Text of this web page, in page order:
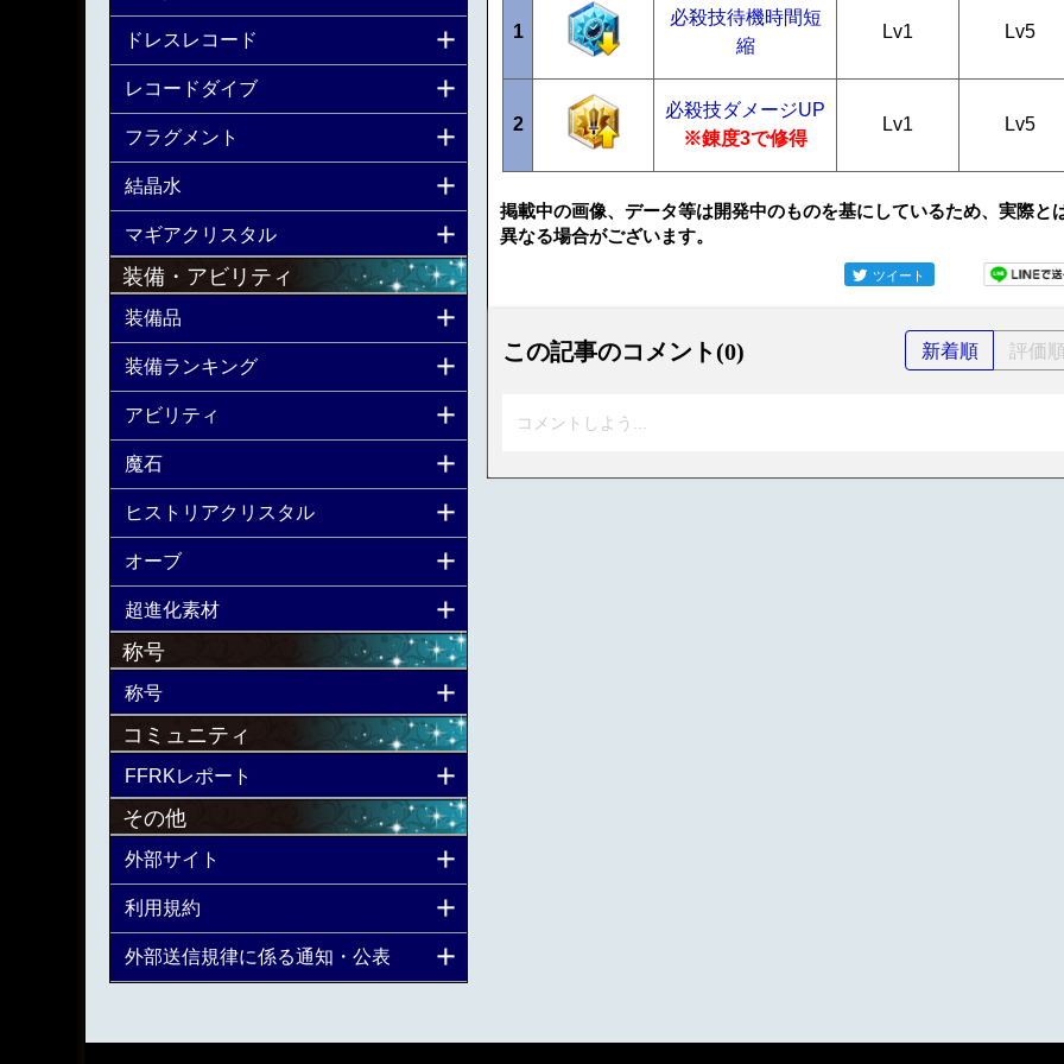
1
必殺技待機時間短
縮
Lv1 Lv5
2
必殺技ダメージUP
※錬度3で修得
Lv1 Lv5
掲載中の画像、データ等は開発中のものを基にしているため、実際と
異なる場合がございます。
ツイート
この記事のコメント(0) 新着順 評価
コメントしよう...
ドレスレコード
レコードダイブ
フラグメント
結晶水
マギアクリスタル
装備・アビリティ
装備品
装備ランキング
アビリティ
魔石
ヒストリアクリスタル
オーブ
超進化素材
称号
称号
コミュニティ
FFRKレポート
その他
外部サイト
利用規約
外部送信規律に係る通知・公表